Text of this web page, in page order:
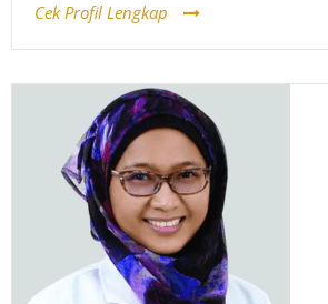
Cek Profil Lengkap